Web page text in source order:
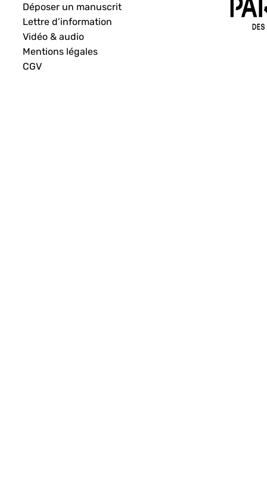
Déposer un manuscrit
Lettre d’information
Vidéo & audio
Mentions légales
CGV